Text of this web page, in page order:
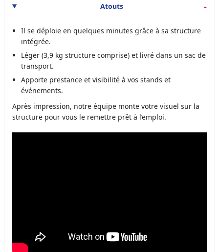
Atouts
Il se déploie en quelques minutes grâce à sa structure
intégrée.
Léger (3,9 kg structure comprise) et livré dans un sac de
transport.
Apporte prestance et visibilité à vos stands et
événements.
Après impression, notre équipe monte votre visuel sur la
structure pour vous le remettre prêt à l’emploi.